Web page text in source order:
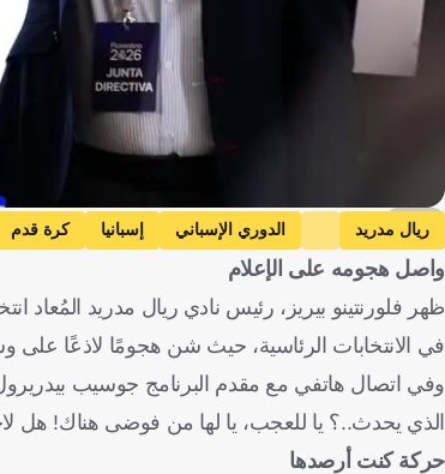
getty
ريال مدريد الدوري الإسباني إسبانيا كرة قدم
واصل هجومه على الإعلام
ظهر فلورنتينو بيريز، رئيس نادي ريال مدريد المُعاد
في الانتخابات الرئاسية، حيث شن هجومًا لاذعًا على
وفي اتصال هاتفي مع مقدم البرنامج جوسيب
الذي يحدث..؟ يا للعجب، يا لها من فوضى هناك! هل
حركة كنت أرصدها